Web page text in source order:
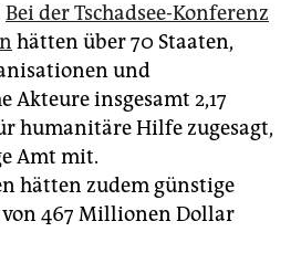
Bei der Tschadsee-Konferenz
hätten über 70 Staaten,
und
Akteure insgesamt 2,17
humanitäre Hilfe zugesagt,
Amt mit.
hätten zudem günstige
467 Millionen Dollar